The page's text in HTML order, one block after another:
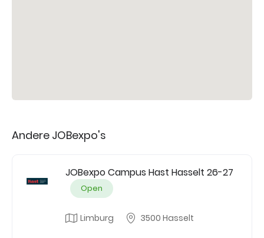
Andere JOBexpo's
JOBexpo Campus Hast Hasselt 26-27
Open
Limburg 3500 Hasselt